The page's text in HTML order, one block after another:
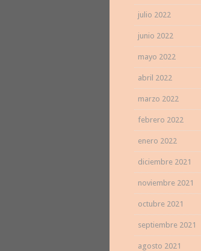
julio 2022
junio 2022
mayo 2022
abril 2022
marzo 2022
febrero 2022
enero 2022
diciembre 2021
noviembre 2021
octubre 2021
septiembre 2021
agosto 2021